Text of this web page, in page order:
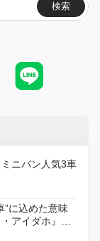
検索
ニバン人気3車
”に込めた意味
アイダホ』が